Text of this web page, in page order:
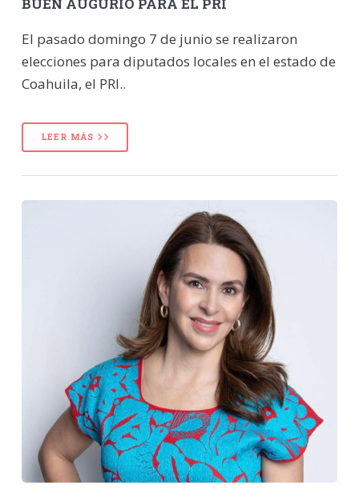
BUEN AUGURIO PARA EL PRI
El pasado domingo 7 de junio se realizaron
elecciones para diputados locales en el estado de
Coahuila, el PRI..
LEER MÁS